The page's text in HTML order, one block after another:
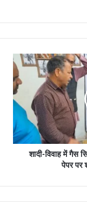
शादी-विवाह में गैस
पेपर पर